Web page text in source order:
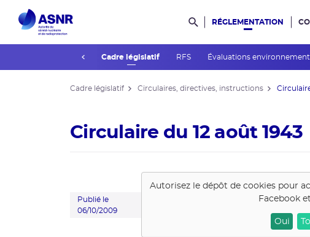
Rechercher dans le site
RÉGLEMENTATION
Guides de l'ASNR Cadre législatif RFS Évaluations
Cadre législatif Circulaires, directives, instructions
Circulaire du 12 août 1943
Publié le
06/10/2009
Autorisez le dépôt de cookies pour
Facebook
Oui